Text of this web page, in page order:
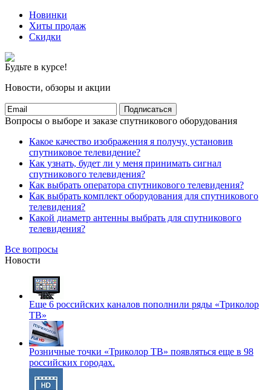
Новинки
Хиты продаж
Скидки
Будьте в курсе!
Новости, обзоры и акции
Подписаться
Вопросы о выборе и заказе спутникового оборудования
Какое качество изображения я получу, установив
спутниковое телевидение?
Как узнать, будет ли у меня принимать сигнал
спутникового телевидения?
Как выбрать оператора спутникового телевидения?
Как выбрать комплект оборудования для спутникового
телевидения?
Какой диаметр антенны выбрать для спутникового
телевидения?
Все вопросы
Новости
Еще 6 российских каналов пополнили ряды «Триколор
ТВ»
Розничные точки «Триколор ТВ» появляться еще в 98
российских городах.